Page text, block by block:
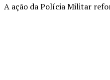
A ação da Polícia Militar